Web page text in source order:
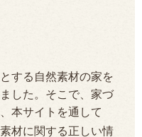
する自然素材の家を
した。そこで、家づ
本サイトを通して
材に関する正しい情